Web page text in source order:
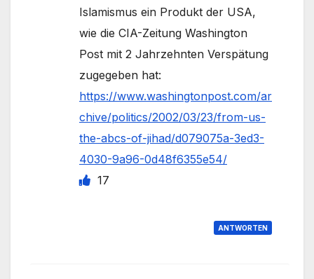
Islamismus ein Produkt der USA,
wie die CIA-Zeitung Washington
Post mit 2 Jahrzehnten Verspätung
zugegeben hat:
https://www.washingtonpost.com/ar
chive/politics/2002/03/23/from-us-
the-abcs-of-jihad/d079075a-3ed3-
4030-9a96-0d48f6355e54/
17
ANTWORTEN